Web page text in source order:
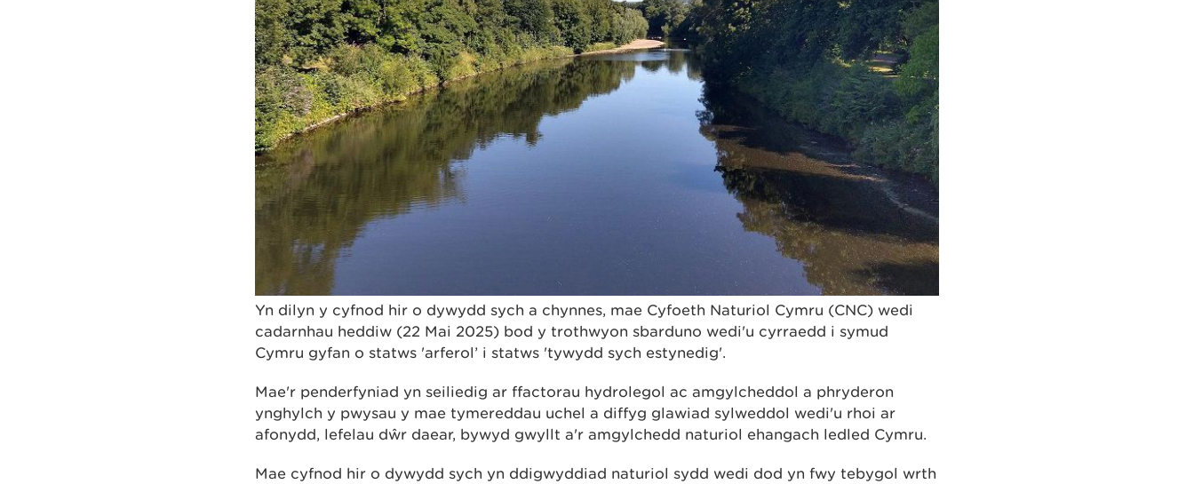
Yn dilyn y cyfnod hir o dywydd sych a chynnes, mae Cyfoeth Naturiol Cymru (CNC) wedi
cadarnhau heddiw (22 Mai 2025) bod y trothwyon sbarduno wedi'u cyrraedd i symud
Cymru gyfan o statws 'arferol’ i statws 'tywydd sych estynedig'.
Mae'r penderfyniad yn seiliedig ar ffactorau hydrolegol ac amgylcheddol a phryderon
ynghylch y pwysau y mae tymereddau uchel a diffyg glawiad sylweddol wedi'u rhoi ar
afonydd, lefelau dŵr daear, bywyd gwyllt a'r amgylchedd naturiol ehangach ledled Cymru.
Mae cyfnod hir o dywydd sych yn ddigwyddiad naturiol sydd wedi dod yn fwy tebygol wrth